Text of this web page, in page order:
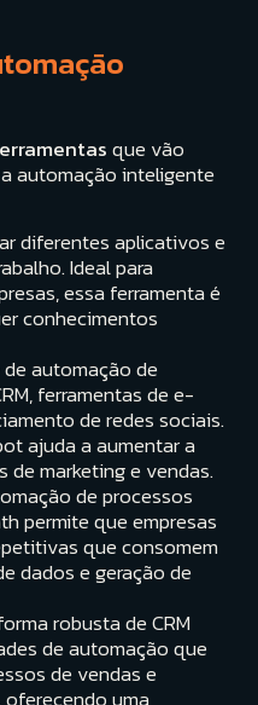
que vão
automação inteligente
diferentes aplicativos e
Ideal para
essa ferramenta é
conhecimentos
automação de
ferramentas de e-
de redes sociais.
ajuda a aumentar a
marketing e vendas.
de processos
permite que empresas
que consomem
dados e geração de
robusta de CRM
de automação que
de vendas e